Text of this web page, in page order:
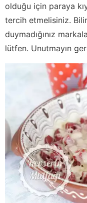
olduğu için paraya
tercih etmelisiniz.
duymadığınız
lütfen. Unutmayın